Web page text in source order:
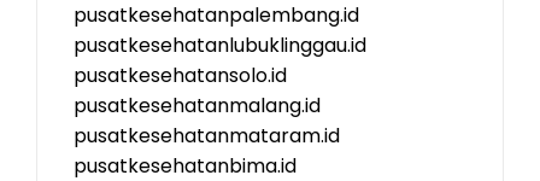
pusatkesehatanpalembang.id
pusatkesehatanlubuklinggau.id
pusatkesehatansolo.id
pusatkesehatanmalang.id
pusatkesehatanmataram.id
pusatkesehatanbima.id